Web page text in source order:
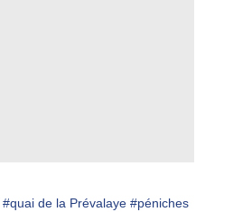
#quai de la Prévalaye #péniches